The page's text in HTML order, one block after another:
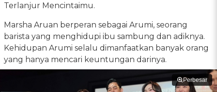
Terlanjur Mencintaimu.
Marsha Aruan berperan sebagai Arumi, seorang
barista yang menghidupi ibu sambung dan adiknya.
Kehidupan Arumi selalu dimanfaatkan banyak orang
yang hanya mencari keuntungan darinya.
Perbesar